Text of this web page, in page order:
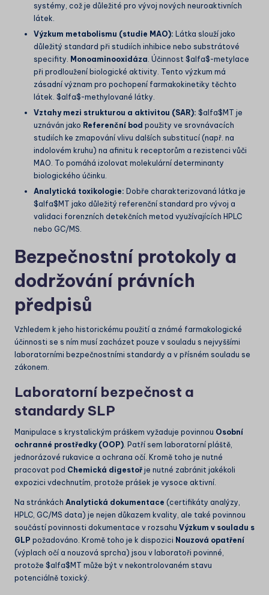
systémy, což je důležité pro vývoj nových neuroaktivních
látek.
Výzkum metabolismu (studie MAO): Látka slouží jako
důležitý standard při studiích inhibice nebo substrátové
specifity. Monoaminooxidáza . Účinnost $alfa$-metylace
při prodloužení biologické aktivity. Tento výzkum má
zásadní význam pro pochopení farmakokinetiky těchto
látek. $alfa$-methylované látky.
Vztahy mezi strukturou a aktivitou (SAR): $alfa$ MT je
uznáván jako Referenční bod použity ve srovnávacích
studiích ke zmapování vlivu dalších substitucí (např. na
indolovém kruhu) na afinitu k receptorům a rezistenci vůči
MAO. To pomáhá izolovat molekulární determinanty
biologického účinku.
Analytická toxikologie: Dobře charakterizovaná látka je
$alfa$ MT jako důležitý referenční standard pro vývoj a
validaci forenzních detekčních metod využívajících HPLC
nebo GC/MS.
Bezpečnostní protokoly a
dodržování právních
předpisů
Vzhledem k jeho historickému použití a známé farmakologické
účinnosti se s ním musí zacházet pouze v souladu s nejvyššími
laboratorními bezpečnostními standardy a v přísném souladu se
zákonem.
Laboratorní bezpečnost a
standardy SLP
Manipulace s krystalickým práškem vyžaduje povinnou Osobní
ochranné prostředky (OOP). Patří sem laboratorní pláště,
jednorázové rukavice a ochrana očí. Kromě toho je nutné
pracovat pod Chemická digestoř je nutné zabránit jakékoli
expozici vdechnutím, protože prášek je vysoce aktivní.
Na stránkách Analytická dokumentace (certifikáty analýzy,
HPLC, GC/MS data) je nejen důkazem kvality, ale také povinnou
součástí povinnosti dokumentace v rozsahu Výzkum v souladu s
GLP požadováno. Kromě toho je k dispozici Nouzová opatření
(výplach očí a nouzová sprcha) jsou v laboratoři povinné,
protože $alfa$ MT může být v nekontrolovaném stavu
potenciálně toxický.